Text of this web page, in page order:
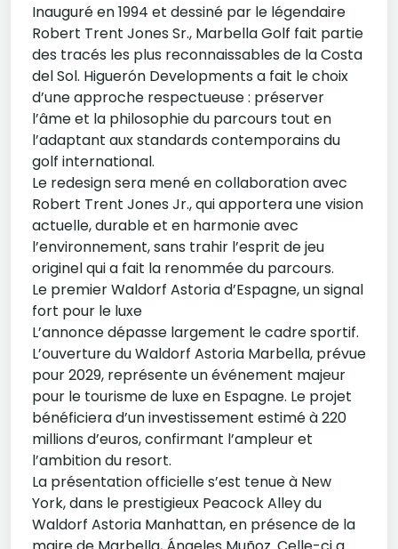
Inauguré en 1994 et dessiné par le légendaire
Robert Trent Jones Sr., Marbella Golf fait partie
des tracés les plus reconnaissables de la Costa
del Sol. Higuerón Developments a fait le choix
d’une approche respectueuse : préserver
l’âme et la philosophie du parcours tout en
l’adaptant aux standards contemporains du
golf international.
Le redesign sera mené en collaboration avec
Robert Trent Jones Jr., qui apportera une vision
actuelle, durable et en harmonie avec
l’environnement, sans trahir l’esprit de jeu
originel qui a fait la renommée du parcours.
Le premier Waldorf Astoria d’Espagne, un signal
fort pour le luxe
L’annonce dépasse largement le cadre sportif.
L’ouverture du Waldorf Astoria Marbella, prévue
pour 2029, représente un événement majeur
pour le tourisme de luxe en Espagne. Le projet
bénéficiera d’un investissement estimé à 220
millions d’euros, confirmant l’ampleur et
l’ambition du resort.
La présentation officielle s’est tenue à New
York, dans le prestigieux Peacock Alley du
Waldorf Astoria Manhattan, en présence de la